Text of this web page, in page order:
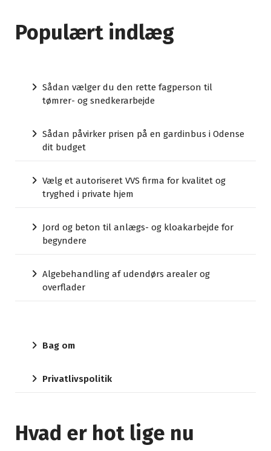
Populært indlæg
Sådan vælger du den rette fagperson til
tømrer- og snedkerarbejde
Sådan påvirker prisen på en gardinbus i Odense
dit budget
Vælg et autoriseret VVS firma for kvalitet og
tryghed i private hjem
Jord og beton til anlægs- og kloakarbejde for
begyndere
Algebehandling af udendørs arealer og
overflader
Bag om
Privatlivspolitik
Hvad er hot lige nu